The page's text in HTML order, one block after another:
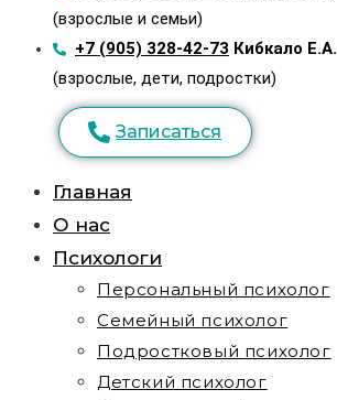
(взрослые и семьи)
+7 (905) 328-42-73 Кибкало Е.А.
(взрослые, дети, подростки)
Записаться
Главная
О нас
Психологи
Персональный психолог
Семейный психолог
Подростковый психолог
Детский психолог